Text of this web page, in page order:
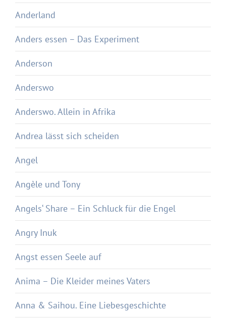
Anderland
Anders essen – Das Experiment
Anderson
Anderswo
Anderswo. Allein in Afrika
Andrea lässt sich scheiden
Angel
Angèle und Tony
Angels‘ Share – Ein Schluck für die Engel
Angry Inuk
Angst essen Seele auf
Anima – Die Kleider meines Vaters
Anna & Saihou. Eine Liebesgeschichte